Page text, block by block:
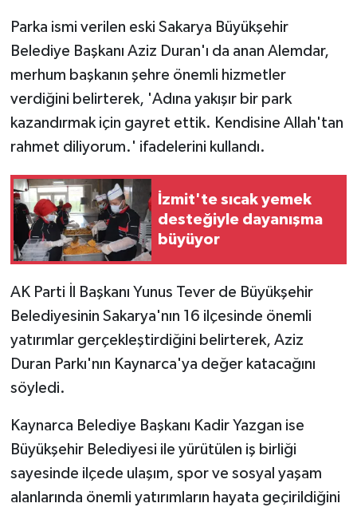
Parka ismi verilen eski Sakarya Büyükşehir
Belediye Başkanı Aziz Duran'ı da anan Alemdar,
merhum başkanın şehre önemli hizmetler
verdiğini belirterek, 'Adına yakışır bir park
kazandırmak için gayret ettik. Kendisine Allah'tan
rahmet diliyorum.' ifadelerini kullandı.
İzmit'te sıcak yemek
desteğiyle dayanışma
büyüyor
AK Parti İl Başkanı Yunus Tever de Büyükşehir
Belediyesinin Sakarya'nın 16 ilçesinde önemli
yatırımlar gerçekleştirdiğini belirterek, Aziz
Duran Parkı'nın Kaynarca'ya değer katacağını
söyledi.
Kaynarca Belediye Başkanı Kadir Yazgan ise
Büyükşehir Belediyesi ile yürütülen iş birliği
sayesinde ilçede ulaşım, spor ve sosyal yaşam
alanlarında önemli yatırımların hayata geçirildiğini